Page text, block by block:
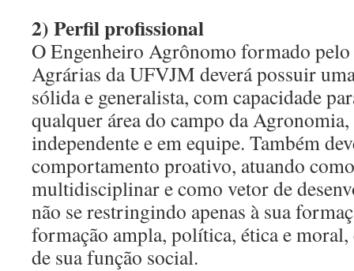
2) Perfil profissional
O Engenheiro Agrônomo formado
Agrárias da UFVJM deverá possuir
sólida e generalista, com capacidade
qualquer área do campo da
independente e em equipe. Também
comportamento proativo, atuando
multidisciplinar e como vetor de
não se restringindo apenas à sua
formação ampla, política, ética e
de sua função social.